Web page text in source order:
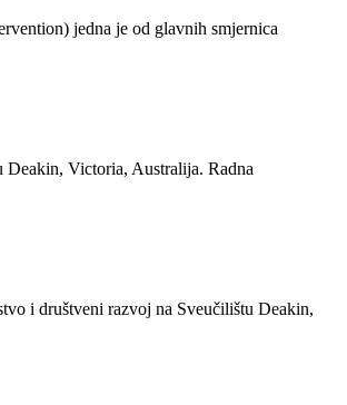
jedna je od glavnih smjernica
Deakin, Victoria, Australija. Radna
i društveni razvoj na Sveučilištu Deakin,